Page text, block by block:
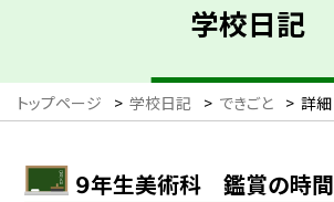
学校日記
トップページ > 学校日記 > できごと > 詳細
９年生美術科 鑑賞の時間